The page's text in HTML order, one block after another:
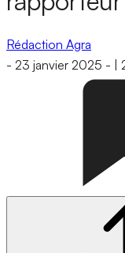
Rédaction Agra
- 23 janvier 2025 -